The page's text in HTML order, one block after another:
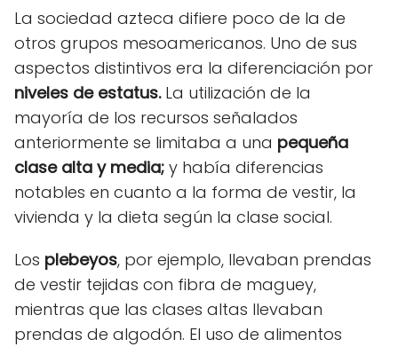
La sociedad azteca difiere poco de la de
otros grupos mesoamericanos. Uno de sus
aspectos distintivos era la diferenciación por
niveles de estatus.La utilización de la
mayoría de los recursos señalados
anteriormente se limitaba a una pequeña
clase alta y media; y había diferencias
notables en cuanto a la forma de vestir, la
vivienda y la dieta según la clase social.
Los plebeyos, por ejemplo, llevaban prendas
de vestir tejidas con fibra de maguey,
mientras que las clases altas llevaban
prendas de algodón. El uso de alimentos